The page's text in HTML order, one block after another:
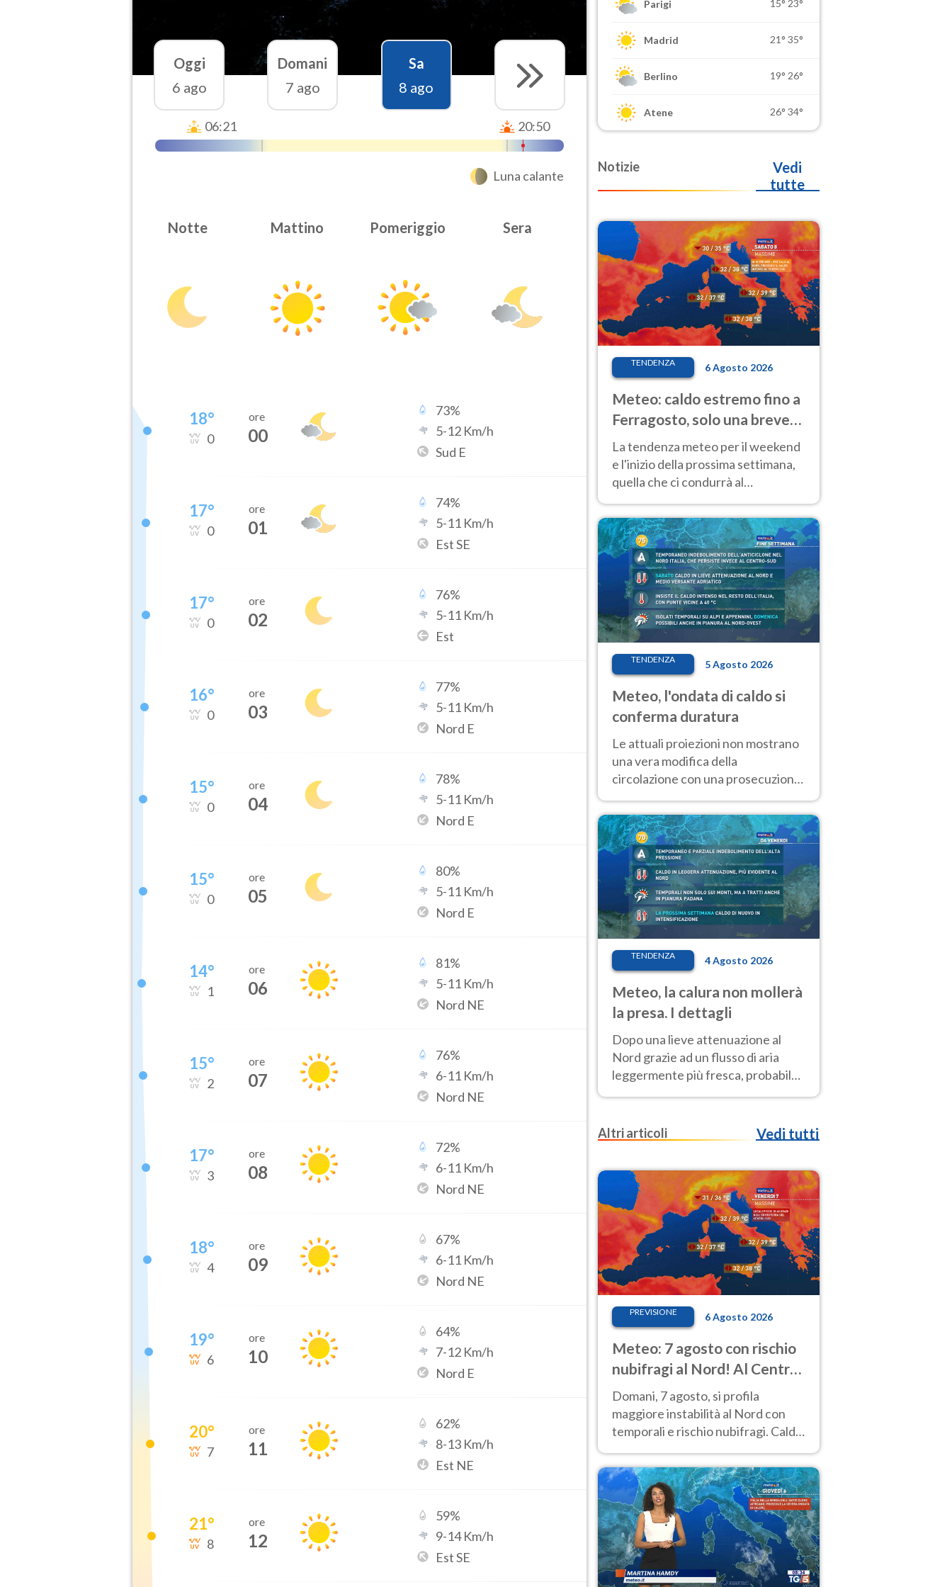
Oggi
6 ago
Domani
7 ago
Sa
8 ago
06:21 20:50
Luna calante
Notte Mattino Pomeriggio Sera
18°
0
ore
00
73%
5-12 Km/h
Sud E
17°
0
ore
01
74%
5-11 Km/h
Est SE
17°
0
ore
02
76%
5-11 Km/h
Est
16°
0
ore
03
77%
5-11 Km/h
Nord E
15°
0
ore
04
78%
5-11 Km/h
Nord E
15°
0
ore
05
80%
5-11 Km/h
Nord E
14°
1
ore
06
81%
5-11 Km/h
Nord NE
15°
2
ore
07
76%
6-11 Km/h
Nord NE
17°
3
ore
08
72%
6-11 Km/h
Nord NE
18°
4
ore
09
67%
6-11 Km/h
Nord NE
19°
6
ore
10
64%
7-12 Km/h
Nord E
20°
7
ore
11
62%
8-13 Km/h
Est NE
21°
8
ore
12
59%
9-14Km/h
Est SE
Parigi 15° 23°
Madrid 21° 35°
Berlino 19° 26°
Atene 26° 34°
Notizie
Vedi
tutte
TENDENZA 6 Agosto 2026
Meteo: caldo estremo fino a
Ferragosto, solo una breve
pausa. Ecco dove
La tendenza meteo per il weekend
e l'inizio della prossima settimana,
quella che ci condurrà al
temperature molto elevate
TENDENZA 5 Agosto 2026
Meteo, l'ondata di caldo si
conferma duratura
Le attuali proiezioni non mostrano
una vera modifica della
circolazione con una prosecuzione
giorni, compresa la settimana di
Ferragosto
TENDENZA 4 Agosto 2026
Meteo, la calura non mollerà
la presa. I dettagli
Dopo una lieve attenuazione al
Nord grazie ad un flusso di aria
leggermente più fresca, probabile
nuovo rinforzo dell’anticiclone
Altri articoli
Vedi tutti
PREVISIONE 6 Agosto 2026
Meteo: 7 agosto con rischio
nubifragi al Nord! Al Centro-
Sud caldo estremo
Domani, 7 agosto, si profila
maggiore instabilità al Nord con
temporali e rischio nubifragi. Caldo
previsioni.